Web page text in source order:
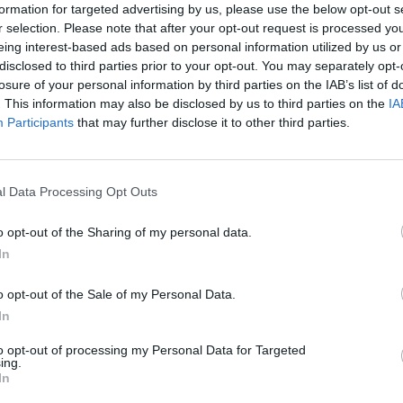
for targeted advertising by us, please use the below opt-out
selection. Please note that after your opt-out request is processed
interest-based ads based on personal information utilized by us
to third parties prior to your opt-out. You may separately
of your personal information by third parties on the IAB’s list of
This information may also be disclosed by us to third parties on the
Participants that may further disclose it to other third parties.
Data Processing Opt Outs
opt-out of the Sharing of my personal data.
opt-out of the Sale of my Personal Data.
opt-out of processing my Personal Data for Targeted
il cucchiaio se non avesse accusato
Gago 6.5 Fatica ad emergere per
minuti, cresce di tono e guadagna
parte. Un'altra prova di
Marquinho 7.5 Il migliore per distacco a
Segna un gol, sfiora il bis ancora di
poker. In netta e costante crescita. Totti 6
sempre per giocare più palloni e
Ha una sola occasione vera ma
nell'uscita. Sfortunato nelle
cala di tono fino alla sostituzione e non
partecipare alla goleada. Bojan 6.5 Se si
con il Novara sarebbe già in doppia
è un gol di contorno, ma molto bello e
una partita in cui mostra di essere sulla
Perrotta 6 Rispunta dal nulla e si mette
squadra. Restituisce mobilità al
Rudy Giuliani a Come States?
Trump, Meloni e la strategia